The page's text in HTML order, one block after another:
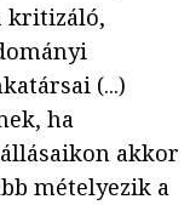
kritizáló,
(...)
ha
akkor
mételyezik a